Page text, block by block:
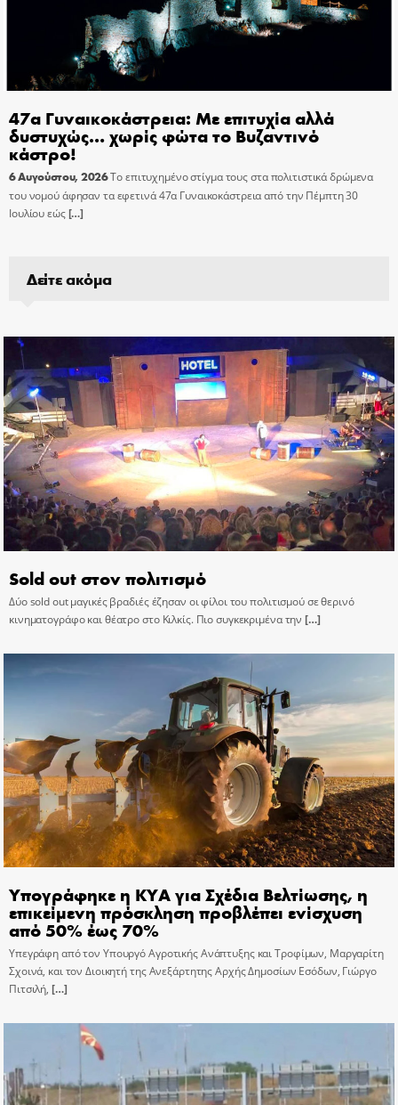
47α Γυναικοκάστρεια: Με επιτυχία αλλά
δυστυχώς… χωρίς φώτα το Βυζαντινό
κάστρο!
6 Αυγούστου, 2026Το επιτυχημένο στίγμα τους στα πολιτιστικά δρώμενα
του νομού άφησαν τα εφετινά 47α Γυναικοκάστρεια από την Πέμπτη 30
Ιουλίου εώς[…]
Δείτε ακόμα
Sold out στον πολιτισμό
Δύο sold out μαγικές βραδιές έζησαν οι φίλοι του πολιτισμού σε θερινό
κινηματογράφο και θέατρο στο Κιλκίς. Πιο συγκεκριμένα την […]
Υπογράφηκε η ΚΥΑ για Σχέδια Βελτίωσης, η
επικείμενη πρόσκληση προβλέπει ενίσχυση
από 50% έως 70%
Υπεγράφη από τον Υπουργό Αγροτικής Ανάπτυξης και Τροφίμων, Μαργαρίτη
Σχοινά, και τον Διοικητή της Ανεξάρτητης Αρχής Δημοσίων Εσόδων, Γιώργο
Πιτσιλή, […]